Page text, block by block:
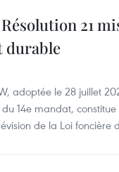
21
durable
adoptée le 28 juillet
14e mandat,
de la Loi foncière